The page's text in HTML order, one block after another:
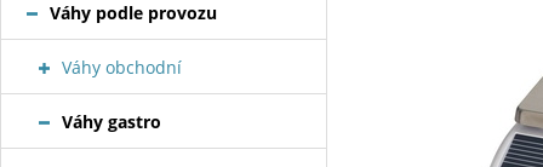
Váhy podle provozu
Váhy obchodní
Váhy gastro